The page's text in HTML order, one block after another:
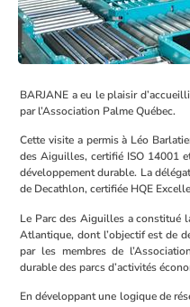
BARJANE a eu le plaisir
par l’Association PalmeQuébec.
Cette visite a permis à Léo
des Aiguilles, certifié ISO 14001
développement durable. La
de Decathlon, certifiée HQE
Le Parc des Aiguilles a constitué
Atlantique, dont l’objectif est de
par les membres de l’
durable des parcs d’activités
En développant une logique de